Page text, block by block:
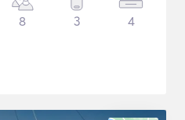
8 3 4